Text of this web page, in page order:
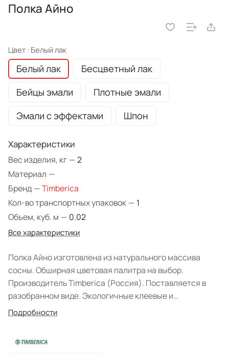
Полка Айно
Цвет : Белый лак
Белый лак
Бесцветный лак
Бейцы эмали
Плотные эмали
Эмали с эффектами
Шпон
Характеристики
Вес изделия, кг —2
Материал —
Бренд —Timberica
Кол-во транспортных упаковок — 1
Объем, куб. м — 0.02
Все характеристики
Полка Айно изготовлена из натурального массива
сосны. Обширная цветовая палитра на выбор.
Производитель Timberica (Россия). Поставляется в
разобранном виде. Экологичные клеевые и
лакокрасочные составы. В категории бейц эмаль
Подробности